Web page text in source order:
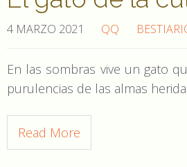
4 MARZO 2021 QQ
En las sombras vive un gato
purulencias de las almas
Read More